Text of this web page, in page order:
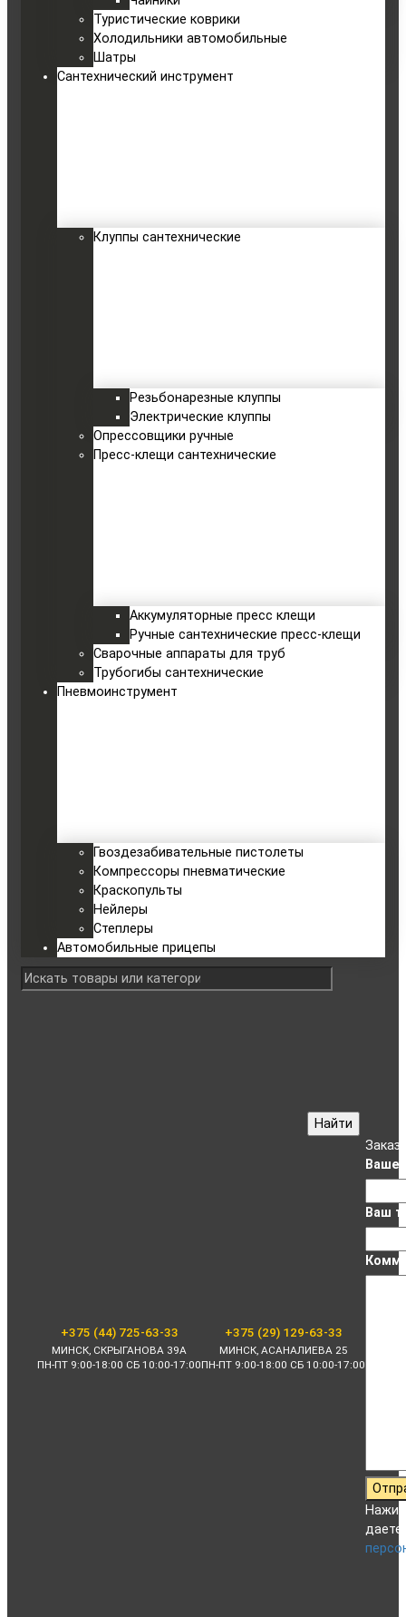
Туристические коврики
Холодильники автомобильные
Шатры
Сантехнический инструмент
Клуппы сантехнические
Резьбонарезные клуппы
Электрические клуппы
Опрессовщики ручные
Пресс-клещи сантехнические
Аккумуляторные пресс клещи
Ручные сантехнические пресс-клещи
Сварочные аппараты для труб
Трубогибы сантехнические
Пневмоинструмент
Гвоздезабивательные пистолеты
Компрессоры пневматические
Краскопульты
Нейлеры
Степлеры
Автомобильные прицепы
Найти
+375 (44) 725-63-33
МИНСК, СКРЫГАНОВА 39А
ПН-ПТ 9:00-18:00 СБ 10:00-17:00
+375 (29) 129-63-33
МИНСК, АСАНАЛИЕВА 25
ПН-ПТ 9:00-18:00 СБ 10:00-17:00
Ваше
Ваш
даете